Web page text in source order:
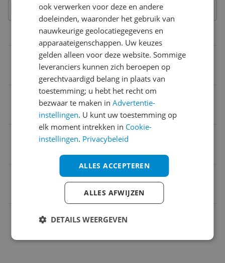
Algemeen
Materiaal
ook verwerken voor deze en andere
doeleinden, waaronder het gebruik van
nauwkeurige geolocatiegegevens en
apparaateigenschappen. Uw keuzes
gelden alleen voor deze website. Sommige
leveranciers kunnen zich beroepen op
gerechtvaardigd belang in plaats van
toestemming; u hebt het recht om
bezwaar te maken inAdvertentie-
instellingen. U kunt uw toestemming op
elk moment intrekken in Cookie-
instellingen. Privacybeleid
ALLES ACCEPTEREN
ALLES AFWIJZEN
DETAILS WEERGEVEN